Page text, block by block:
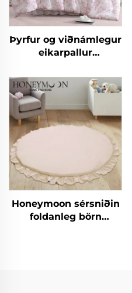
Þyrfur og viðnámlegur
eikarpallur
léttur pönnukokur í
stað pönnu
Honeymoon sérsniðin
foldanleg börn